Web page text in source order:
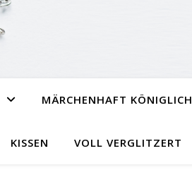
MÄRCHENHAFT KÖNIGLICH
KISSEN VOLL VERGLITZERT